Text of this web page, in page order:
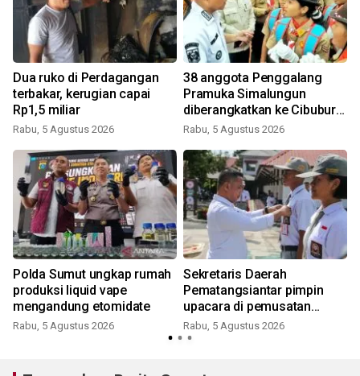
Dua ruko di Perdagangan
terbakar, kerugian capai
Rp1,5 miliar
Rabu, 5 Agustus 2026
38 anggota Penggalang
Pramuka Simalungun
diberangkatkan ke Cibubur
ikuti Jamnas 2026
Rabu, 5 Agustus 2026
Polda Sumut ungkap rumah
produksi liquid vape
mengandung etomidate
Rabu, 5 Agustus 2026
Sekretaris Daerah
Pematangsiantar pimpin
upacara di pemusatan
latihan calon Paskibraka
Rabu, 5 Agustus 2026